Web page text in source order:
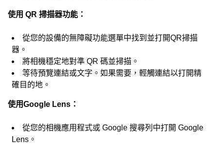
使用 QR 掃描器功能：
從您的設備的無障礙功能選單中找到並打開QR掃描
器。
將相機穩定地對準 QR 碼並掃描。
等待預覽連結或文字。如果需要，輕觸連結以打開精
確目的地。
使用Google Lens：
從您的相機應用程式或 Google 搜尋列中打開 Google
Lens。